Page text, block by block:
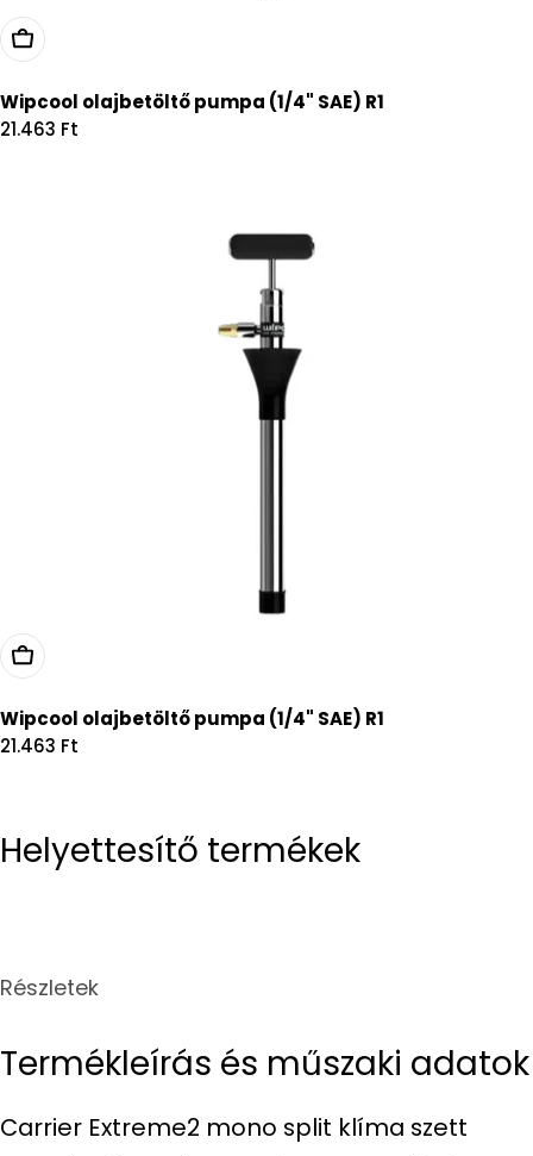
Kosárba
Wipcool olajbetöltő pumpa (1/4" SAE) R1
Regular
21.463 Ft
Kosárba
Wipcool olajbetöltő pumpa (1/4" SAE) R1
Regular
21.463 Ft
Helyettesítő termékek
Részletek
Termékleírás és műszaki adatok
Carrier Extreme2 mono split klíma szett